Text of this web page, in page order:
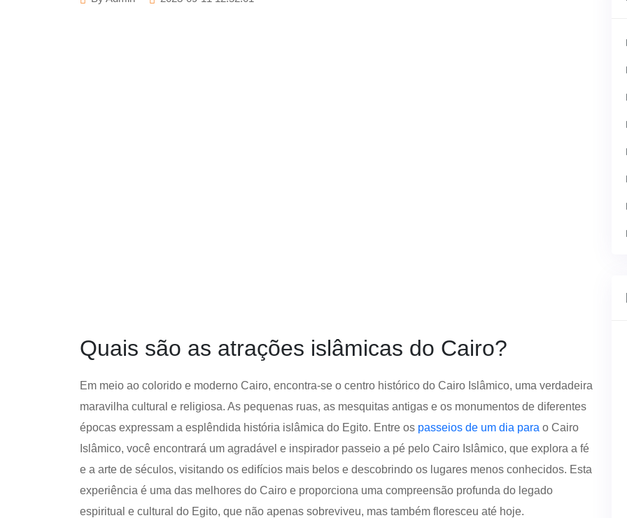
Quais são as atrações islâmicas do Cairo?
Em meio ao colorido e moderno Cairo, encontra-se o centro histórico do Cairo Islâmico, uma verdadeira
maravilha cultural e religiosa. As pequenas ruas, as mesquitas antigas e os monumentos de diferentes
épocas expressam a esplêndida história islâmica do Egito. Entre os passeios de um dia para o Cairo
Islâmico, você encontrará um agradável e inspirador passeio a pé pelo Cairo Islâmico, que explora a fé
e a arte de séculos, visitando os edifícios mais belos e descobrindo os lugares menos conhecidos. Esta
experiência é uma das melhores do Cairo e proporciona uma compreensão profunda do legado
espiritual e cultural do Egito, que não apenas sobreviveu, mas também floresceu até hoje.